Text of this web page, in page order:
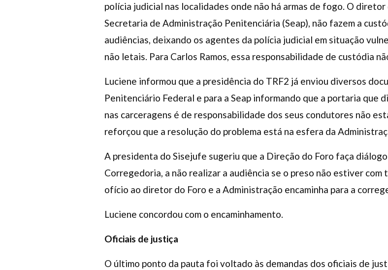
polícia judicial nas localidades onde não há armas de fogo. O
Secretaria de Administração Penitenciária (Seap), não fazem a
audiências, deixando os agentes da polícia judicial em situação
não letais. Para Carlos Ramos, essa responsabilidade de custódia
Luciene informou que a presidência do TRF2 já enviou diversos
Penitenciário Federal e para a Seap informando que a portaria que
nas carceragens é de responsabilidade dos seus condutores não
reforçou que a resolução do problema está na esfera da
A presidenta do Sisejufe sugeriu que a Direção do Foro faça
Corregedoria, a não realizar a audiência se o preso não estiver
ofício ao diretor do Foro e a Administração encaminha para a
Luciene concordou com o encaminhamento.
Oficiais de justiça
O último ponto da pauta foi voltado às demandas dos oficiais de